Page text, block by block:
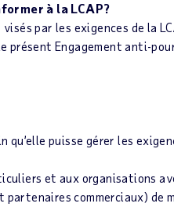
à la LCAP?
par les exigences de la
Engagement anti-
puisse gérer les
et aux organisations
commerciaux) de